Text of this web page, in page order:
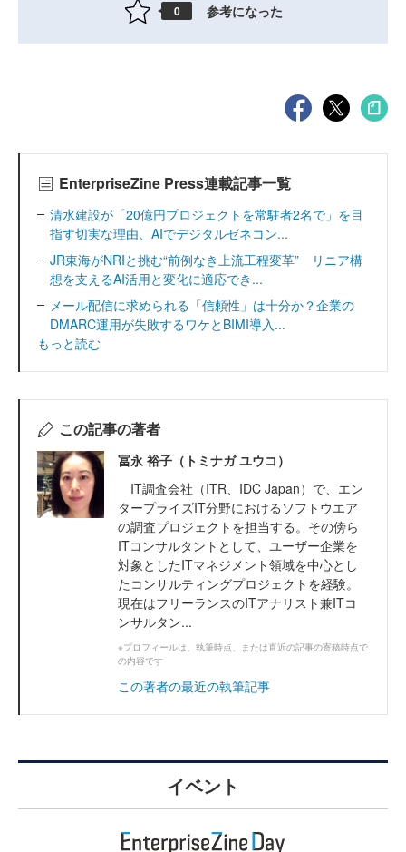
0 参考になった
EnterpriseZine Press連載記事一覧
清水建設が「20億円プロジェクトを常駐者2名で」を目
指す切実な理由、AIでデジタルゼネコン...
JR東海がNRIと挑む“前例なき上流工程変革” リニア構
想を支えるAI活用と変化に適応でき...
メール配信に求められる「信頼性」は十分か？企業の
DMARC運用が失敗するワケとBIMI導入...
もっと読む
この記事の著者
冨永 裕子（トミナガ ユウコ）
IT調査会社（ITR、IDC Japan）で、エン
タープライズIT分野におけるソフトウエア
の調査プロジェクトを担当する。その傍ら
ITコンサルタントとして、ユーザー企業を
対象としたITマネジメント領域を中心とし
たコンサルティングプロジェクトを経験。
現在はフリーランスのITアナリスト兼ITコ
ンサルタン...
※プロフィールは、執筆時点、または直近の記事の寄稿時点で
の内容です
この著者の最近の執筆記事
イベント